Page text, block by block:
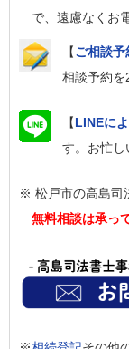
で、遠慮なくお
【ご相談
相談予約を
【LINEに
す。お忙し
※ 松戸市の高島司
無料相談は承っ